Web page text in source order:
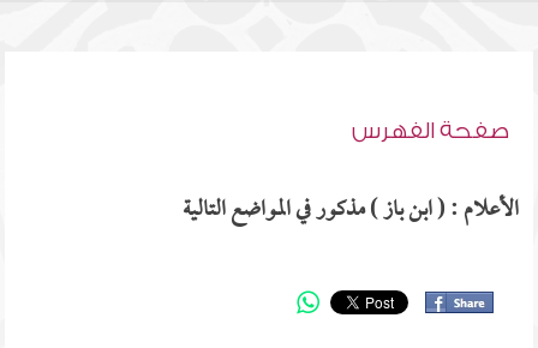
صفحة الفهرس
الأعلام : ( ابن باز ) مذكور في المواضع التالية